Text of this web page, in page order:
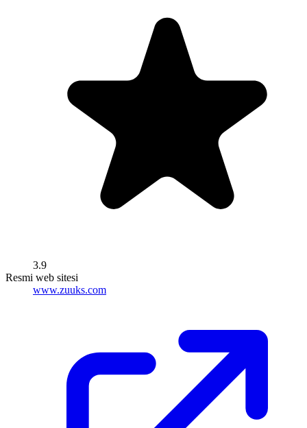
3.9
Resmi web sitesi
www.zuuks.com